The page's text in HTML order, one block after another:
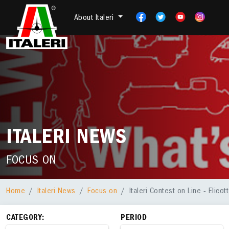
About Italeri
ITALERI NEWS
FOCUS ON
Home Italeri News Focus on Italeri Contest on Line -
CATEGORY: PERIOD